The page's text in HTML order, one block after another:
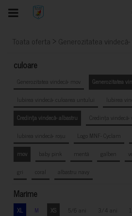
Toata oferta > Generozitatea
culoare
Generozitatea vindecă- mov
Generozitatea
Iubirea vindecă- culoarea untului
Iubirea
Credința vindecă- albastru
Credința
Iubirea vindecă- roșu
Logo MNF- Cyclam
mov
baby pink mentă galben
gri
coral albastru navy
Marime
XL M XS 5/6 ani 3/4 ani